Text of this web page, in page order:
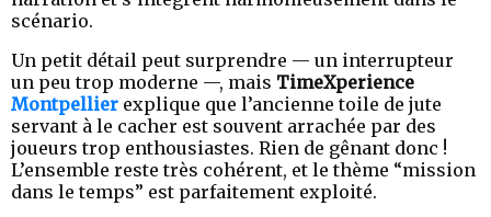
scénario.
Un petit détail peut surprendre — un interrupteur
un peu trop moderne —, mais TimeXperience
Montpellier explique que l’ancienne toile de jute
servant à le cacher est souvent arrachée par des
joueurs trop enthousiastes. Rien de gênant donc !
L’ensemble reste très cohérent, et le thème “mission
dans le temps” est parfaitement exploité.